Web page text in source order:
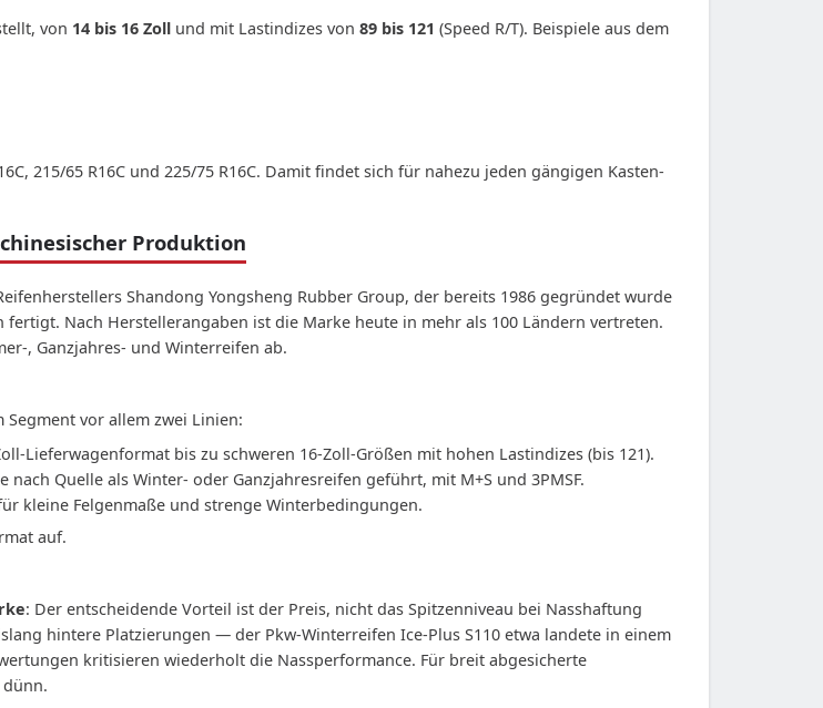
von 14 bis 16 Zoll und mit Lastindizes von 89 bis 121 (Speed R/T). Beispiele aus dem
215/65 R16C und 225/75 R16C. Damit findet sich für nahezu jeden gängigen Kasten-
Produktion
Shandong Yongsheng Rubber Group, der bereits 1986 gegründet wurde
Nach Herstellerangaben ist die Marke heute in mehr als 100 Ländern vertreten.
, Ganzjahres- und Winterreifen ab.
vor allem zwei Linien:
Lieferwagenformat bis zu schweren 16-Zoll-Größen mit hohen Lastindizes (bis 121).
Quelle als Winter- oder Ganzjahresreifen geführt, mit M+S und 3PMSF.
kleine Felgenmaße und strenge Winterbedingungen.
auf.
: Der entscheidende Vorteil ist der Preis, nicht das Spitzenniveau bei Nasshaftung
hintere Platzierungen — der Pkw-Winterreifen Ice-Plus S110 etwa landete in einem
kritisieren wiederholt die Nassperformance. Für breit abgesicherte